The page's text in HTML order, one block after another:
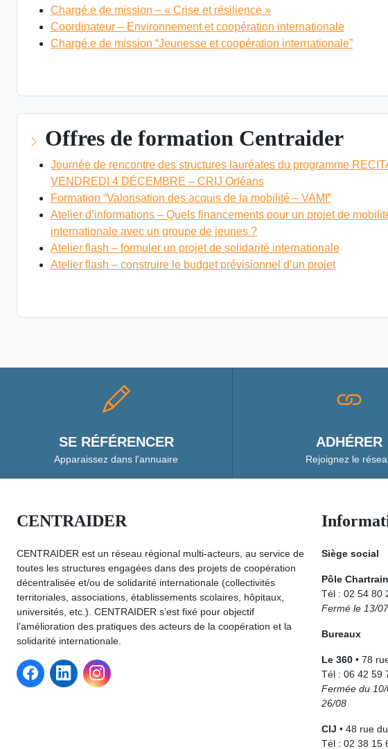
Chargé.e de mission – « Crise et résilience »
Coordinateur – Environnement et coopération internationale
Chargé.e de mission “Jeunesse et coopération internationale”
Offres de formation Centraider
Journée de rencontre des structures lauréates du programme
VENDREDI 4 DÉCEMBRE – CRIJ Orléans
Formation “Valorisation des acquis de la mobilité – VAMI”
Atelier d’informations – Quels financements pour un projet de
internationale avec un groupe de jeunes ?
Atelier flash – formuler un projet de solidarité internationale
Atelier flash – construire le budget prévisionnel d’un projet
SE RÉFÉRENCER
Apparaissez dans l'annuaire
ADHÉRER
Rejoignez le
CENTRAIDER
CENTRAIDER est un réseau régional multi-acteurs, au service de
toutes les structures engagées dans des projets de coopération
décentralisée et/ou de solidarité internationale (collectivités
territoriales, associations, établissements scolaires, hôpitaux,
universités, etc.). CENTRAIDER s’est fixé pour objectif
l’amélioration des pratiques des acteurs de la coopération et la
solidarité internationale.
Siège social
Pôle Chartrain
Tél : 02 54 80
Fermé le 13/
Bureaux
Le 360 • 78
Tél : 06 42 59
Fermée du
26/08
CIJ • 48 rue
Tél : 02 38 15